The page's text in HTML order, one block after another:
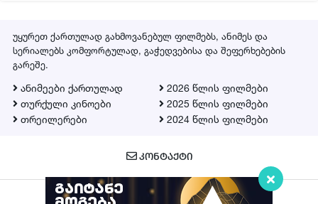
უყურეთ ქართულად გახმოვანებულ ფილმებს, ანიმეს და
სერიალებს კომფორტულად, გაჭედვებისა და შეფერხებების
გარეშე.
ანიმეები ქართულად
თურქული კინოები
თრეილერები
2026 წლის ფილმები
2025 წლის ფილმები
2024 წლის ფილმები
ᲙᲝᲜᲢᲐᲥᲢᲘ